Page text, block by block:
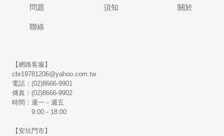
問題 須知 關於
聯絡
【網路客服】
cbr19781206@yahoo.com.tw
電話：(02)8666-9901
傳真：(02)8666-9902
時間：週一－週五
9:00－18:00
【安坑門市】